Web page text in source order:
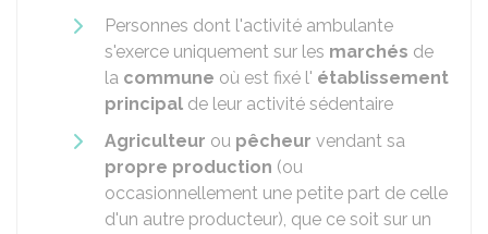
Personnes dont l'activité ambulante
s'exerce uniquement sur les marchés de
la commune où est fixé l' établissement
principal de leur activité sédentaire
Agriculteur ou pêcheur vendant sa
propre production (ou
occasionnellement une petite part de celle
d'un autre producteur), que ce soit sur un